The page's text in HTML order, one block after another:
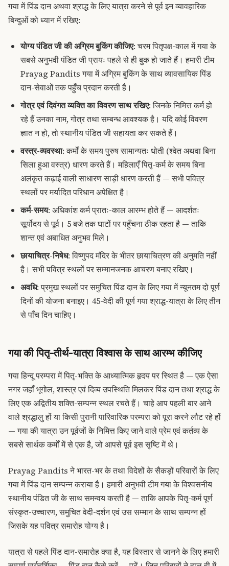
गया में पिंड दान अथवा श्राद्ध के लिए यात्रा करने से पूर्व इन व्यावहारिक
बिन्दुओं को ध्यान में रखिए:
योग्य पंडित जी की अग्रिम बुकिंग कीजिए: चरम पितृपक्ष-काल में गया के
सबसे अनुभवी पंडित जी प्रायः पहले से ही बुक हो जाते हैं। हमारी टीम
Prayag Pandits गया में अग्रिम बुकिंग के साथ व्यावसायिक पिंड
दान-सेवाओं तक पहुँच प्रदान करती है।
गोत्र एवं दिवंगत व्यक्ति का विवरण साथ रखिए: जिनके निमित्त कर्म हो
रहे हैं उनका नाम, गोत्र तथा सम्बन्ध आवश्यक है। यदि कोई विवरण
ज्ञात न हो, तो स्थानीय पंडित जी सहायता कर सकते हैं।
वस्त्र-व्यवस्था: कर्मों के समय पुरुष सामान्यतः धोती (श्वेत अथवा बिना
सिला हुआ वस्त्र) धारण करते हैं। महिलाएँ पितृ-कर्म के समय बिना
अलंकृत कढ़ाई वाली साधारण साड़ी धारण करती हैं — सभी पवित्र
स्थलों पर मर्यादित परिधान अपेक्षित है।
कर्म-समय: अधिकांश कर्म प्रातः-काल आरम्भ होते हैं — आदर्शतः
सूर्योदय से पूर्व। 5 बजे तक घाटों पर पहुँचना ठीक रहता है — ताकि
शान्त एवं अबाधित अनुभव मिले।
छायाचित्र-निषेध: विष्णुपद मंदिर के भीतर छायाचित्रण की अनुमति नहीं
है। सभी पवित्र स्थलों पर सम्मानजनक आचरण बनाए रखिए।
अवधि: प्रमुख स्थलों पर समुचित पिंड दान के लिए गया में न्यूनतम दो पूर्ण
दिनों की योजना बनाइए। 45-वेदी की पूर्ण गया श्राद्ध-यात्रा के लिए तीन
से पाँच दिन चाहिए।
गया की पितृ-तीर्थ-यात्रा विश्वास के साथ आरम्भ कीजिए
गया हिन्दू परम्परा में पितृ-भक्ति के आध्यात्मिक हृदय पर स्थित है — एक ऐसा
नगर जहाँ भूगोल, शास्त्र एवं दिव्य उपस्थिति मिलकर पिंड दान तथा श्राद्ध के
लिए एक अद्वितीय शक्ति-सम्पन्न स्थल रचते हैं। चाहे आप पहली बार आने
वाले श्रद्धालु हों या किसी पुरानी पारिवारिक परम्परा को पूरा करने लौट रहे हों
— गया की यात्रा उन पूर्वजों के निमित्त किए जाने वाले प्रेम एवं कर्तव्य के
सबसे सार्थक कर्मों में से एक है, जो आपसे पूर्व इस सृष्टि में थे।
Prayag Pandits ने भारत-भर के तथा विदेशों के सैकड़ों परिवारों के लिए
गया में पिंड दान सम्पन्न कराया है। हमारी अनुभवी टीम गया के विश्वसनीय
स्थानीय पंडित जी के साथ समन्वय करती है — ताकि आपके पितृ-कर्म पूर्ण
संस्कृत-उच्चारण, समुचित वेदी-दर्शन एवं उस सम्मान के साथ सम्पन्न हों
जिसके यह पवित्र समारोह योग्य है।
यात्रा से पहले पिंड दान-समारोह क्या है, यह विस्तार से जानने के लिए हमारी